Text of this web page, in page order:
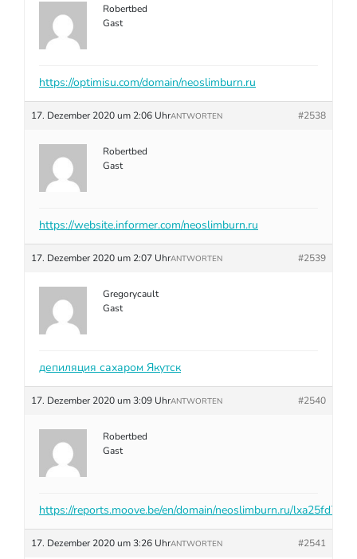
Robertbed
Gast
https://optimisu.com/domain/neoslimburn.ru
17. Dezember 2020 um 2:06 Uhr #2538
ANTWORTEN
Robertbed
Gast
https://website.informer.com/neoslimburn.ru
17. Dezember 2020 um 2:07 Uhr #2539
ANTWORTEN
Gregorycault
Gast
депиляция сахаром Якутск
17. Dezember 2020 um 3:09 Uhr #2540
ANTWORTEN
Robertbed
Gast
https://reports.moove.be/en/domain/neoslimburn.ru/
17. Dezember 2020 um 3:26 Uhr #2541
ANTWORTEN